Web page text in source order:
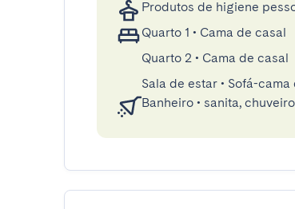
Produtos de higiene
Quarto 1 • Cama de casal
Quarto 2 • Cama de casal
Sala de estar • Sofá-cama
Banheiro • sanita, chuveiro